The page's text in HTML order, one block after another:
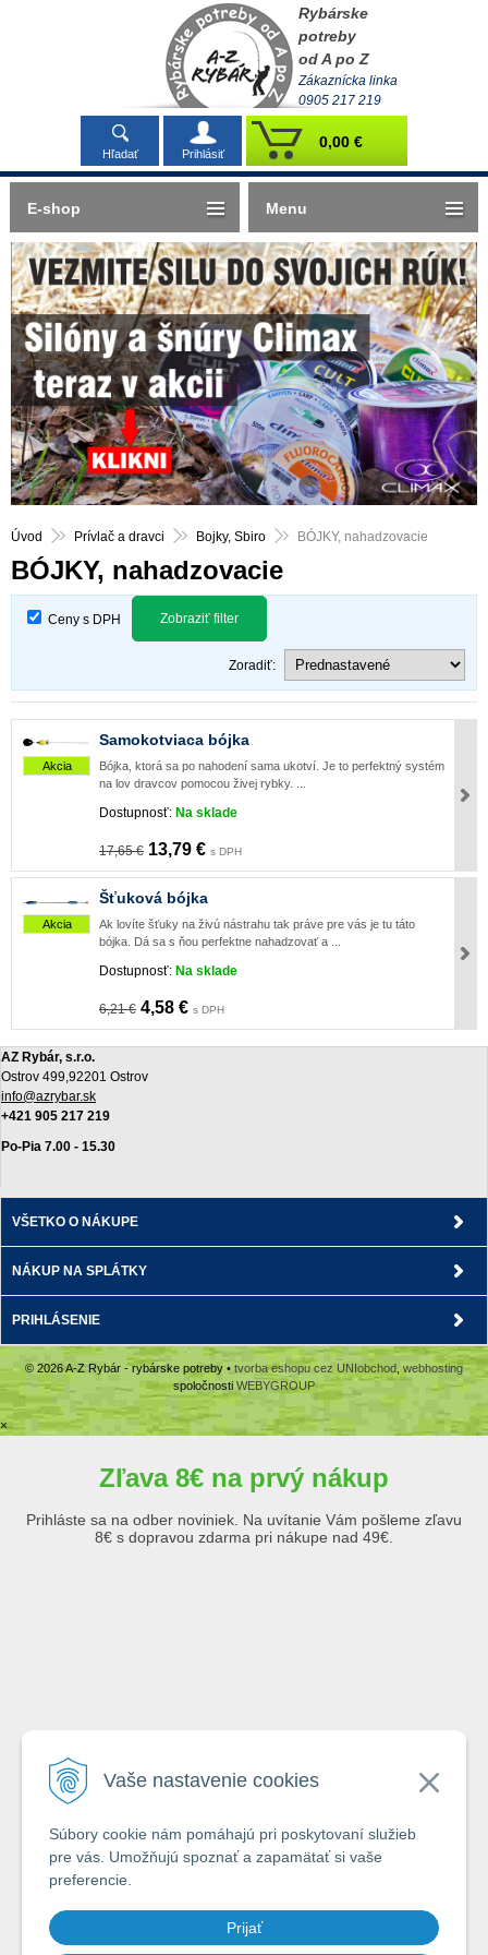
Vaše nastavenie cookies
Súbory cookie nám pomáhajú pri poskytovaní služieb
pre vás. Umožňujú spoznať a zapamätať si vaše
preferencie.
Prijať
Rybárske
potreby
od A po Z
Zákaznícka linka
0905 217 219
Hľadať Prihlásiť
0,00 €
Úvod Prívlač a dravci Bojky, Sbiro BÓJKY, nahadzovacie
BÓJKY, nahadzovacie
Ceny s DPH Zobraziť filter
Zoradiť:
Akcia
Samokotviaca bójka
Bójka, ktorá sa po nahodení sama ukotví. Je to perfektný systém
na lov dravcov pomocou živej rybky. ...
Dostupnosť: Na sklade
17,65 € 13,79 € s DPH
Akcia
Šťuková bójka
Ak lovíte šťuky na živú nástrahu tak práve pre vás je tu táto
bójka. Dá sa s ňou perfektne nahadzovať a ...
Dostupnosť: Na sklade
6,21 € 4,58 € s DPH
E-shop
AZ Rybár, s.r.o.
Ostrov 499,92201 Ostrov
info@azrybar.sk
+421 905 217 219
Po-Pia 7.00 - 15.30
VŠETKO O NÁKUPE
NÁKUP NA SPLÁTKY
PRIHLÁSENIE
Menu
© 2026 A-Z Rybár - rybárske potreby • tvorba eshopu cez UNIobchod,webhosting
spoločnosti WEBYGROUP
×
Zľava 8€ na prvý nákup
Prihláste sa na odber noviniek. Na uvítanie Vám pošleme zľavu
8€ s dopravou zdarma pri nákupe nad 49€.
Odoslaním formuláru súhlasím so zásadami
ochrany a spracovávania
osobných údajov spoločnosti A-Z Rybár s.r.o.